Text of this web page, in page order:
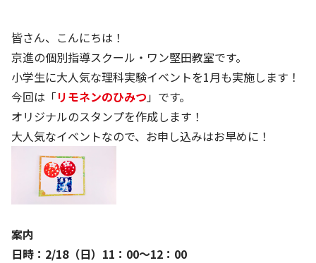
皆さん、こんにちは！
京進の個別指導スクール・ワン堅田教室です。
小学生に大人気な理科実験イベントを1月も実施します！
今回は「リモネンのひみつ」です。
オリジナルのスタンプを作成します！
大人気なイベントなので、お申し込みはお早めに！
案内
日時：2/18（日）11：00～12：00